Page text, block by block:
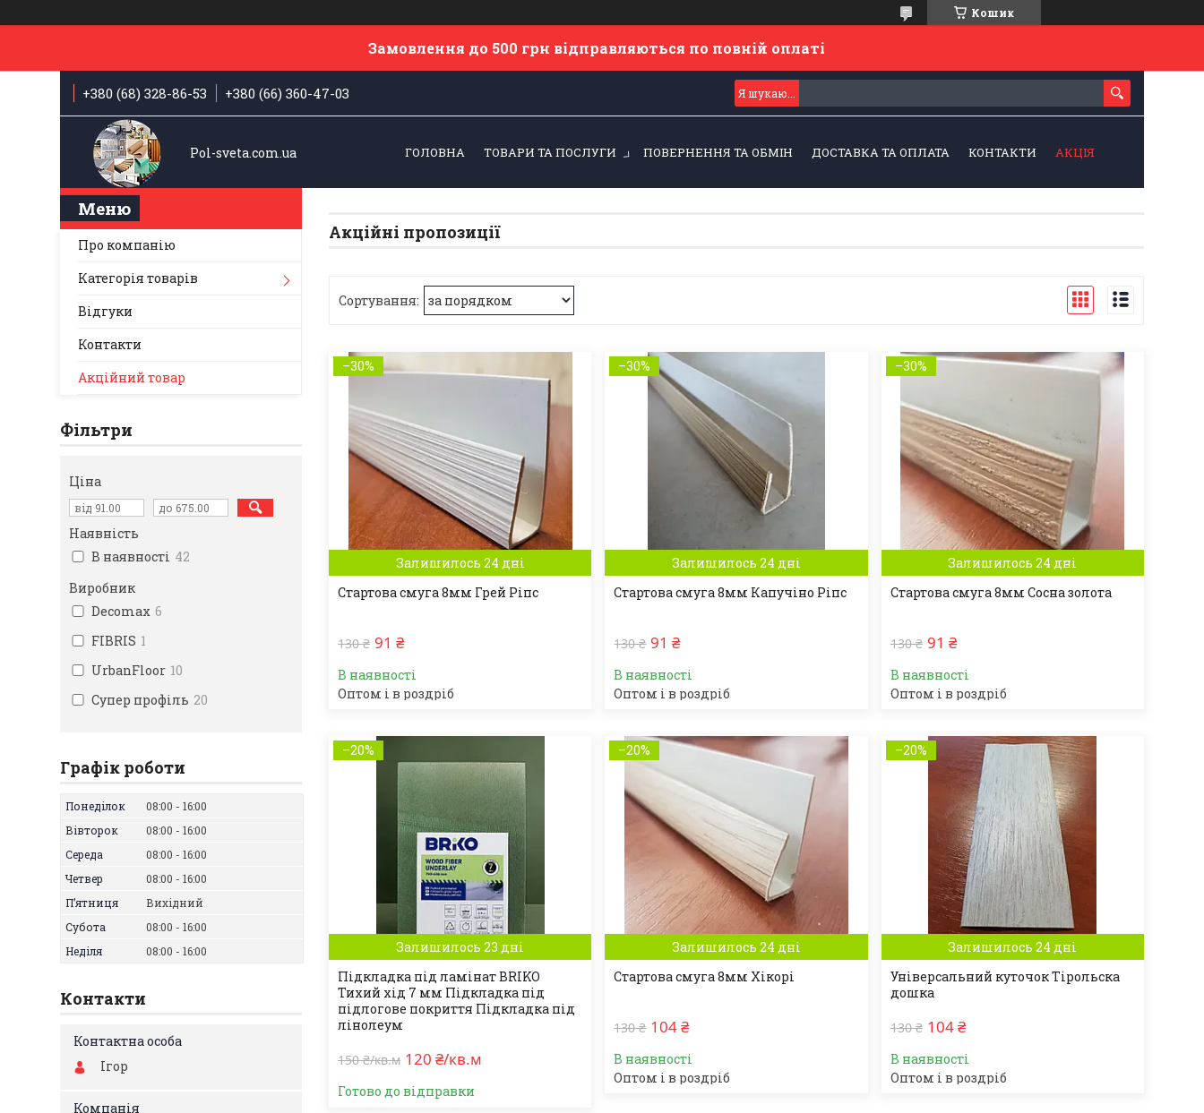
Кошик
Замовлення до 500 грн відправляються по повній оплаті
+380 (68) 328-86-53 +380 (66) 360-47-03
Pol-sveta.com.ua ГОЛОВНА ТОВАРИ ТА ПОСЛУГИ ПОВЕРНЕННЯ ТА ОБМІН ДОСТАВКА ТА ОПЛАТА КОНТАКТИ АКЦІЯ
Акційні пропозиції
–30%
Залишилось 24 дні
Стартова смуга 8мм Грей Ріпс
130 ₴ 91 ₴
В наявності
Оптом і в роздріб
–30%
Залишилось 24 дні
Стартова смуга 8мм Капучіно Ріпс
130 ₴ 91 ₴
В наявності
Оптом і в роздріб
–30%
Залишилось 24 дні
Стартова смуга 8мм Сосна золота
130 ₴ 91 ₴
В наявності
Оптом і в роздріб
–20%
Залишилось 23 дні
Підкладка під ламінат BRIKO
Тихий хід 7 мм Підкладка під
підлогове покриття Підкладка під
лінолеум
150 ₴/кв.м 120 ₴/кв.м
Готово до відправки
–20%
Залишилось 24 дні
Стартова смуга 8мм Хікорі
130 ₴ 104 ₴
В наявності
Оптом і в роздріб
–20%
Залишилось 24 дні
Універсальний куточок Тірольска
дошка
130 ₴ 104 ₴
В наявності
Оптом і в роздріб
Про компанію
Категорія товарів
Відгуки
Контакти
Акційний товар
Фільтри
Ціна
Наявність
В наявності 42
Виробник
Decomax 6
FIBRIS 1
UrbanFloor 10
Супер профіль 20
Графік роботи
Понеділок 08:00
16:00
Вівторок
08:00
16:00
Середа
08:00
16:00
Четвер
08:00
16:00
Пʼятниця
Вихідний
Субота
08:00
16:00
Неділя
08:00 16:00
Контакти
Ігор